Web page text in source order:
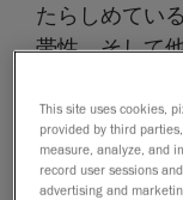
たらしめてい
帯性。そして
ください。時
および指導カ
新的で受賞歴
ただけます。
This site uses cookies,
provided by third
measure, analyze, and
record user sessions
advertising and